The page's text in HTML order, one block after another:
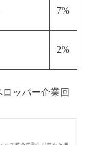
7%
2%
ッパー企業回